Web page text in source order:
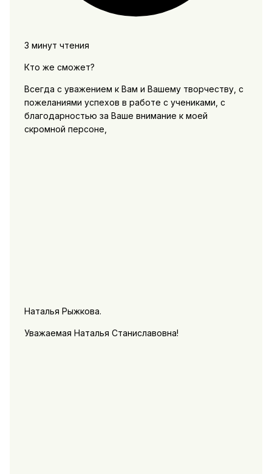
3 минут чтения
Кто же сможет?
Всегда с уважением к Вам и Вашему творчеству, с
пожеланиями успехов в работе с учениками, с
благодарностью за Ваше внимание к моей
скромной персоне,
Наталья Рыжкова.
Уважаемая Наталья Станиславовна!